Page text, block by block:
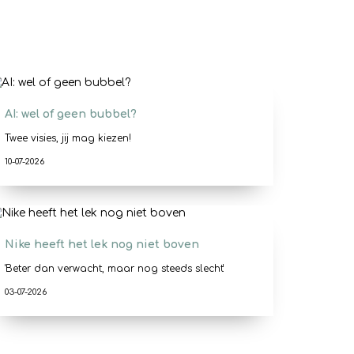
AI: wel of geen bubbel?
Twee visies, jij mag kiezen!
10-07-2026
Nike heeft het lek nog niet boven
'Beter dan verwacht, maar nog steeds slecht'
03-07-2026